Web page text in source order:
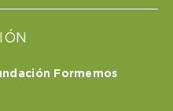
Formemos